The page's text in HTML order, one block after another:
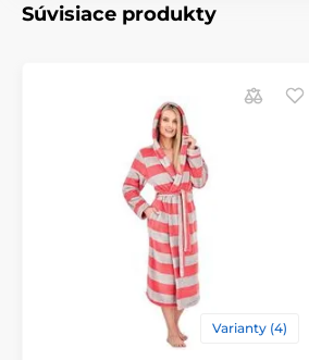
Súvisiace produkty
Varianty (4)